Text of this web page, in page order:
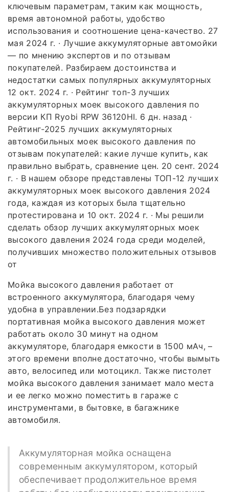
ключевым параметрам, таким как мощность,
время автономной работы, удобство
использования и соотношение цена-качество. 27
мая 2024 г. · Лучшие аккумуляторные автомойки
— по мнению экспертов и по отзывам
покупателей. Разбираем достоинства и
недостатки самых популярных аккумуляторных
12 окт. 2024 г. · Рейтинг топ-3 лучших
аккумуляторных моек высокого давления по
версии КП Ryobi RPW 36120HI. 6 дн. назад ·
Рейтинг-2025 лучших аккумуляторных
автомобильных моек высокого давления по
отзывам покупателей: какие лучше купить, как
правильно выбрать, сравнение цен. 20 сент. 2024
г. · В нашем обзоре представлены ТОП-12 лучших
аккумуляторных моек высокого давления 2024
года, каждая из которых была тщательно
протестирована и 10 окт. 2024 г. · Мы решили
сделать обзор лучших аккумуляторных моек
высокого давления 2024 года среди моделей,
получивших множество положительных отзывов
от
Мойка высокого давления работает от
встроенного аккумулятора, благодаря чему
удобна в управлении.Без подзарядки
портативная мойка высокого давления может
работать около 30 минут на одном
аккумуляторе, благодаря емкости в 1500 мАч, –
этого времени вполне достаточно, чтобы вымыть
авто, велосипед или мотоцикл. Также пистолет
мойка высокого давления занимает мало места
и ее легко можно поместить в гараже с
инструментами, в бытовке, в багажнике
автомобиля.
Аккумуляторная мойка оснащена
современным аккумулятором, который
обеспечивает продолжительное время